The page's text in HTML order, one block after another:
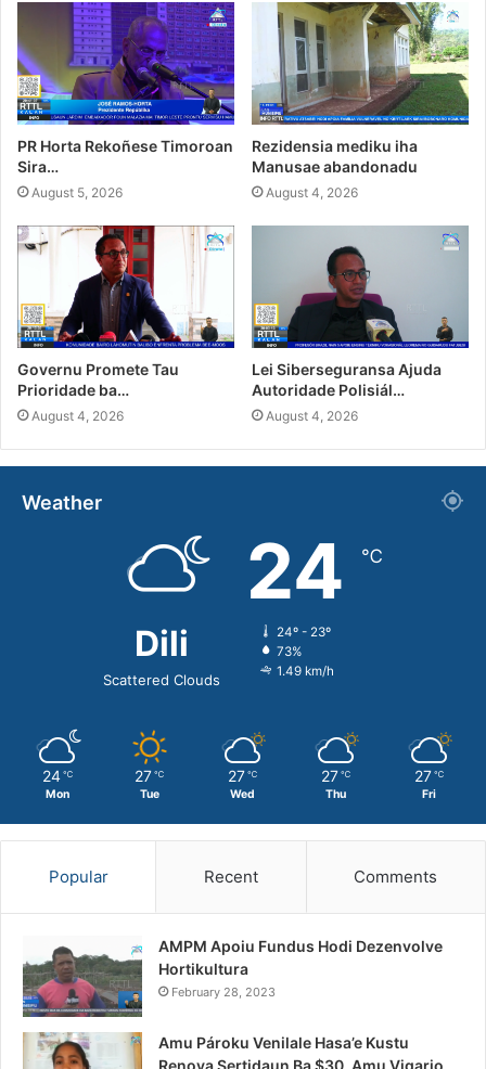
PR Horta Rekoñese Timoroan
Sira…
August 5, 2026
Rezidensia mediku iha
Manusae abandonadu
August 4, 2026
Governu Promete Tau
Prioridade ba…
August 4, 2026
Lei Siberseguransa Ajuda
Autoridade Polisiál…
August 4, 2026
Weather
Dili
Scattered Clouds
24 ℃
24º - 23º
73%
1.49 km/h
24 ℃
Mon
27 ℃
Tue
27 ℃
Wed
27 ℃
Thu
27 ℃
Fri
Popular Recent Comments
AMPM Apoiu Fundus Hodi Dezenvolve
Hortikultura
February 28, 2023
Amu Pároku Venilale Hasa’e Kustu
Renova Sertidaun Ba $30, Amu Vigario